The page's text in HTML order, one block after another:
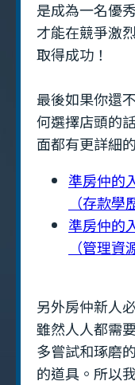
是成為一名優
才能在競爭激
取得成功！
最後如果你還
何選擇店頭的
面都有更詳細
準房仲的
（存款學
準房仲的
（管理資
另外房仲新人
雖然人人都需
多嘗試和琢磨
的道具。所以